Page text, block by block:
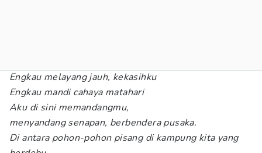
Engkau melayang jauh, kekasihku
Engkau mandi cahaya matahari
Aku di sini memandangmu,
menyandang senapan, berbendera pusaka.
Di antara pohon-pohon pisang di kampung kita yang